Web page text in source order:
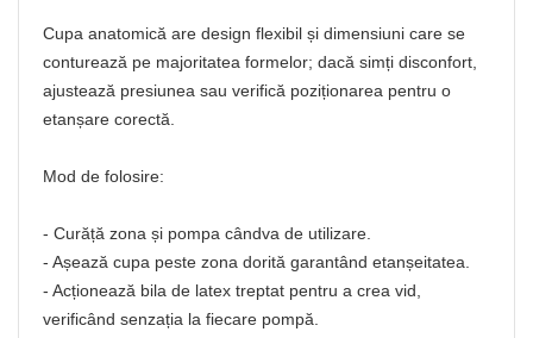
Cupa anatomică are design flexibil și dimensiuni care se
conturează pe majoritatea formelor; dacă simți disconfort,
ajustează presiunea sau verifică poziționarea pentru o
etanșare corectă.
Mod de folosire:
- Curăță zona și pompa cândva de utilizare.
- Așează cupa peste zona dorită garantând etanșeitatea.
- Acționează bila de latex treptat pentru a crea vid,
verificând senzația la fiecare pompă.